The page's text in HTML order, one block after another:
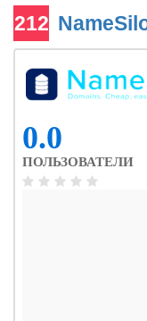
212
0.0
ПОЛЬЗОВАТЕЛИ